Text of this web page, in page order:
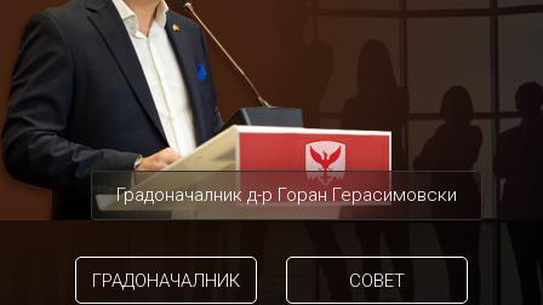
Градоначалник д-р Горан Герасимовски
ГРАДОНАЧАЛНИК СОВЕТ